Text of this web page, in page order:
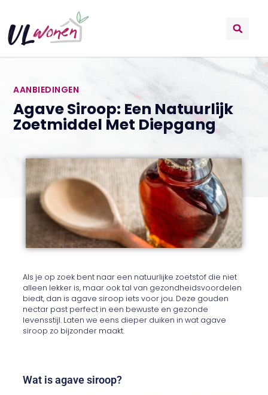
AANBIEDINGEN
Agave Siroop: Een Natuurlijk
Zoetmiddel Met Diepgang
Als je op zoek bent naar een natuurlijke zoetstof die niet
alleen lekker is, maar ook tal van gezondheidsvoordelen
biedt, dan is agave siroop iets voor jou. Deze gouden
nectar past perfect in een bewuste en gezonde
levensstijl. Laten we eens dieper duiken in wat agave
siroop zo bijzonder maakt.
Wat is agave siroop?